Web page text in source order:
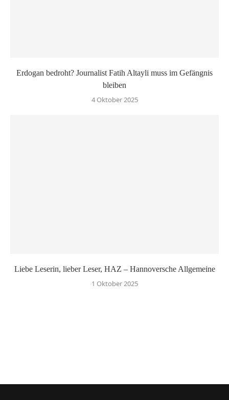
Erdogan bedroht? Journalist Fatih Altayli muss im Gefängnis
bleiben
4 Oktober 2025
Liebe Leserin, lieber Leser, HAZ – Hannoversche Allgemeine
1 Oktober 2025